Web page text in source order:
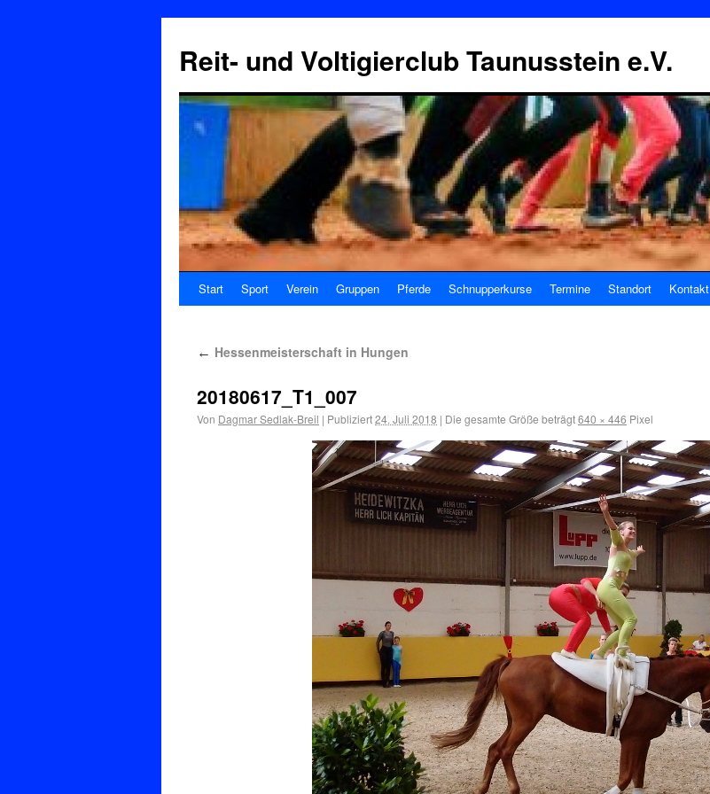
Reit- und Voltigierclub Taunusstein e.V.
Start Sport Verein Gruppen Pferde Schnupperkurse Termine Standort Kontakt
← Hessenmeisterschaft in Hungen
20180617_T1_007
Von Dagmar Sedlak-Breil | Publiziert24. Juli 2018 | Die gesamte Größe beträgt640 × 446 Pixel